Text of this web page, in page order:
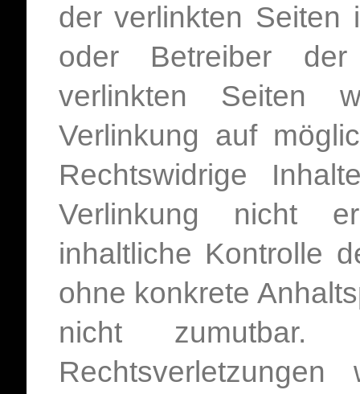
der verlinkten Seiten
oder Betreiber
verlinkten Seiten
Verlinkung auf
Rechtswidrige
Verlinkung nicht
inhaltliche Kontrolle
ohne konkrete
nicht zumutbar.